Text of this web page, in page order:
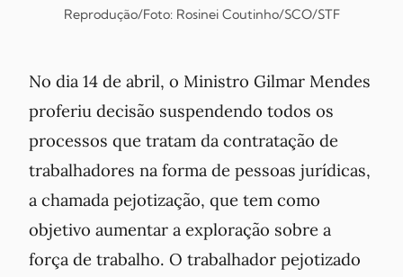
Reprodução/Foto: Rosinei Coutinho/SCO/STF
No dia 14 de abril, o Ministro Gilmar Mendes
proferiu decisão suspendendo todos os
processos que tratam da contratação de
trabalhadores na forma de pessoas jurídicas,
a chamada pejotização, que tem como
objetivo aumentar a exploração sobre a
força de trabalho. O trabalhador pejotizado